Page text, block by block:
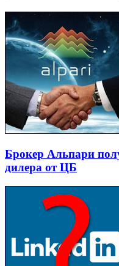
Брокер Альпари
дилера от ЦБ